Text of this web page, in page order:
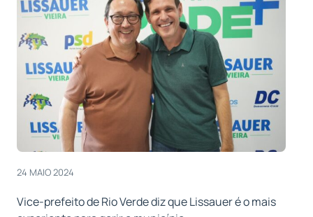
24 MAIO 2024
Vice-prefeito de Rio Verde diz que Lissauer é o mais